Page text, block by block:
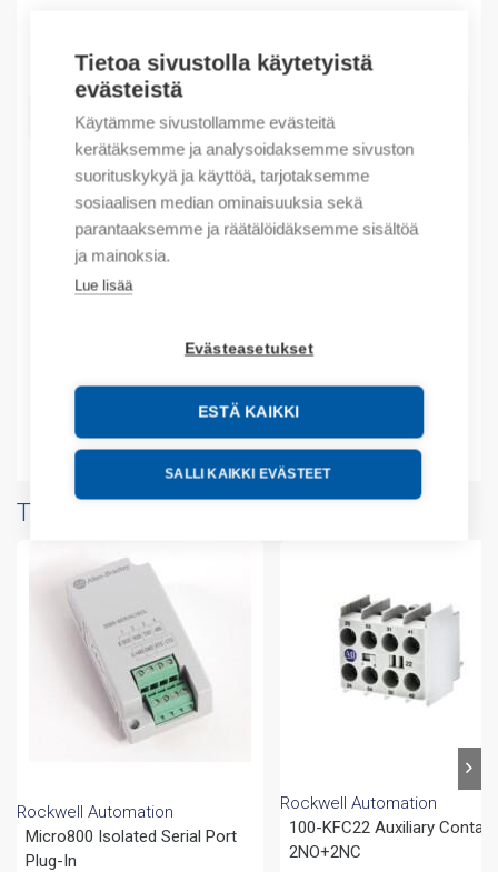
Tietoa sivustolla käytetyistä
evästeistä
Käytämme sivustollamme evästeitä
kerätäksemme ja analysoidaksemme sivuston
suorituskykyä ja käyttöä, tarjotaksemme
sosiaalisen median ominaisuuksia sekä
parantaaksemme ja räätälöidäksemme sisältöä
ja mainoksia.
Lue lisää
Evästeasetukset
ESTÄ KAIKKI
SALLI KAIKKI EVÄSTEET
Määrä
LISÄÄ OSTOSKORIIN
Tilauskoodi: T9191_AADVANCE
Product order number: T9191_AADVANCE
Lisätiedot
Liitteet
Tuotteita samalta valmistajalta
Rockwell Automation
Micro800 Isolated Serial Port
Plug-In
Rockwell Automation
100-KFC22 Auxiliary Contact
2NO+2NC